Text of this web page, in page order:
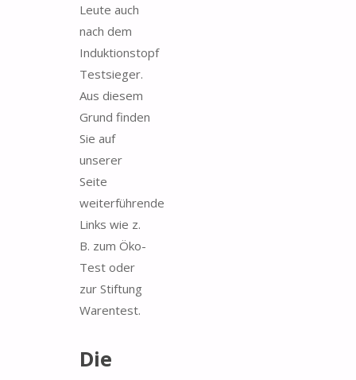
Leute auch
nach dem
Induktionstopf
Testsieger.
Aus diesem
Grund finden
Sie auf
unserer
Seite
weiterführende
Links wie z.
B. zum Öko-
Test oder
zur Stiftung
Warentest.
Die